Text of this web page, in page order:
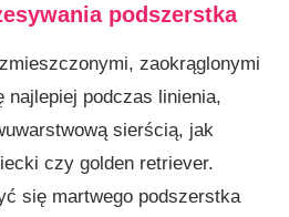
podszerstka
zaokrąglonymi
najlepiej podczas linienia,
sierścią, jak
czy golden retriever.
się martwego podszerstka